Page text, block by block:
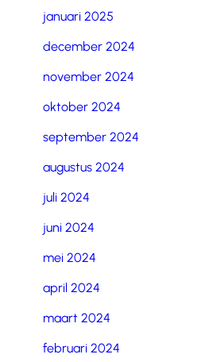
januari 2025
december 2024
november 2024
oktober 2024
september 2024
augustus 2024
juli 2024
juni 2024
mei 2024
april 2024
maart 2024
februari 2024